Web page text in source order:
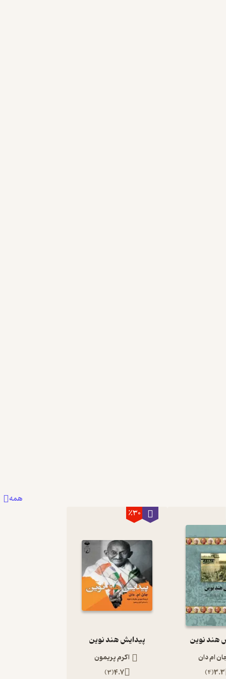
همه
هند نوین
ام دان
3.3
(
4
)
٪30
پیدایش هند نوین
اکرم پریمون
4.7
(
3
)